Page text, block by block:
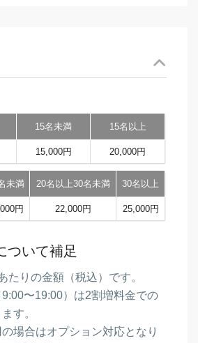
15名未満 15名以上
15,000円 20,000円
未満 20名以上30名未満 30名以上
円 22,000円 25,000円
ついて補足
たりの金額（税込）です。
〜19:00）は2割増料金での
す。
場合はオプション対応となり